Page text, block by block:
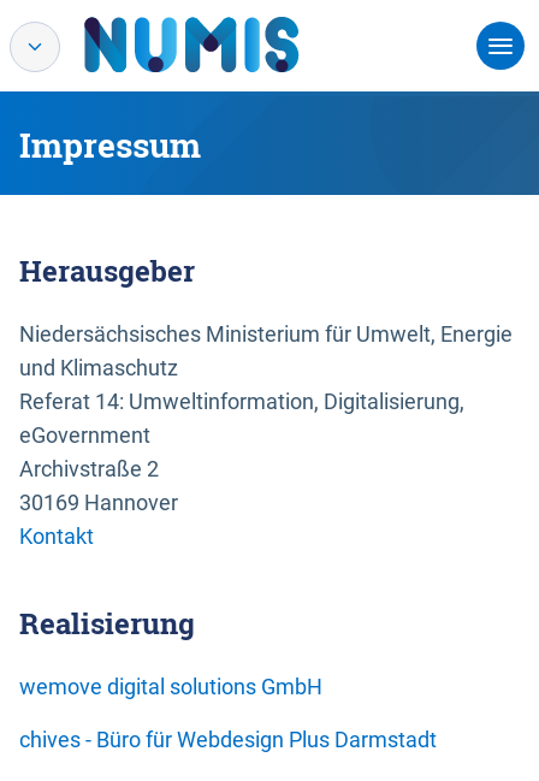
Impressum
Herausgeber
Niedersächsisches Ministerium für Umwelt, Energie
und Klimaschutz
Referat 14: Umweltinformation, Digitalisierung,
eGovernment
Archivstraße 2
30169 Hannover
Kontakt
Realisierung
wemove digital solutions GmbH
chives - Büro für Webdesign Plus Darmstadt